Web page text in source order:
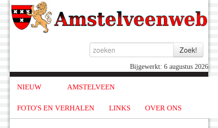
Bijgewerkt: 6 augustus 2026
NIEUW AMSTELVEEN
FOTO'S EN VERHALEN LINKS OVER ONS